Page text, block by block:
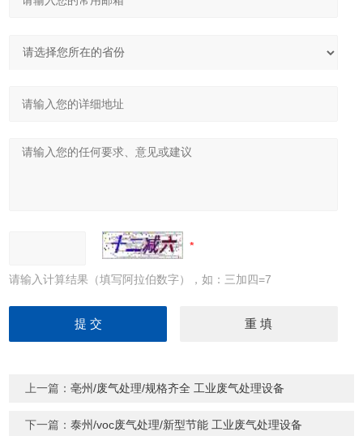
请输入计算结果（填写阿拉伯数字），如：三加四=7
上一篇：亳州/废气处理/规格齐全 工业废气处理设备
下一篇：泰州/voc废气处理/新型节能 工业废气处理设备